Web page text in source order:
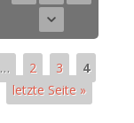
… 2 3
4
letzte Seite »